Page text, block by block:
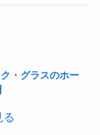
・グラスのホー